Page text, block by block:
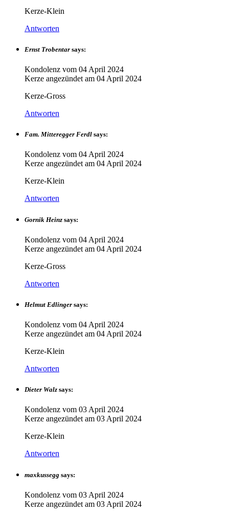
Kerze-Klein
Antworten
Ernst Trobentar says:
Kondolenz vom 04 April 2024
Kerze angezündet am 04 April 2024
Kerze-Gross
Antworten
Fam. Mitteregger Ferdl says:
Kondolenz vom 04 April 2024
Kerze angezündet am 04 April 2024
Kerze-Klein
Antworten
Gornik Heinz says:
Kondolenz vom 04 April 2024
Kerze angezündet am 04 April 2024
Kerze-Gross
Antworten
Helmut Edlinger says:
Kondolenz vom 04 April 2024
Kerze angezündet am 04 April 2024
Kerze-Klein
Antworten
Dieter Walz says:
Kondolenz vom 03 April 2024
Kerze angezündet am 03 April 2024
Kerze-Klein
Antworten
maxkussegg says:
Kondolenz vom 03 April 2024
Kerze angezündet am 03 April 2024